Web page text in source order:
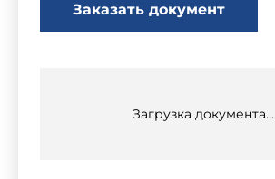
Заказать документ
Загрузка документа...